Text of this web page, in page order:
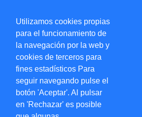
Utilizamos cookies propias
para el funcionamiento de
la navegación por la web y
cookies de terceros para
fines estadísticos Para
seguir navegando pulse el
botón 'Aceptar'. Al pulsar
en 'Rechazar' es posible